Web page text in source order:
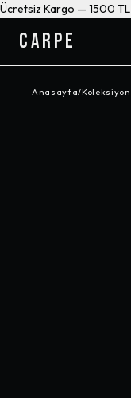
Ücretsiz Kargo — 1500
CARPE
Anasayfa/